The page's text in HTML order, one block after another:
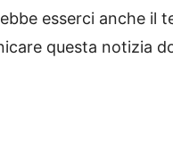
esserci anche il
questa notizia